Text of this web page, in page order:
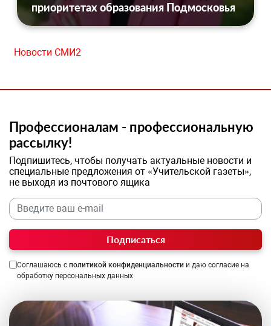
приоритетах образования Подмосковья
Новости СМИ2
Профессионалам - профессиональную
рассылку!
Подпишитесь, чтобы получать актуальные новости и
специальные предложения от «Учительской газеты»,
не выходя из почтового ящика
Подписаться
Соглашаюсь с политикой конфиденциальности и даю согласие на
обработку персональных данных